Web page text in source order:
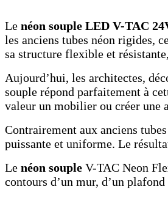
Le néon souple LED V-TAC
les anciens tubes néon rigides,
sa structure flexible et
Aujourd’hui, les architectes,
souple répond parfaitement à
valeur un mobilier ou créer une
Contrairement aux anciens
puissante et uniforme. Le
Le néon souple V-TAC Neon
contours d’un mur, d’un